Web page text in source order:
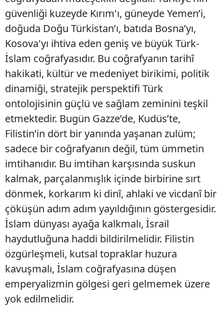
güvenliği kuzeyde Kırım'ı, güneyde Yemen’i,
doğuda Doğu Türkistan’ı, batıda Bosna’yı,
Kosova'yı ihtiva eden geniş ve büyük Türk-
İslam coğrafyasıdır. Bu coğrafyanın tarihî
hakikati, kültür ve medeniyet birikimi, politik
dinamiği, stratejik perspektifi Türk
ontolojisinin güçlü ve sağlam zeminini teşkil
etmektedir. Bugün Gazze’de, Kudüs’te,
Filistin’in dört bir yanında yaşanan zulüm;
sadece bir coğrafyanın değil, tüm ümmetin
imtihanıdır. Bu imtihan karşısında suskun
kalmak, parçalanmışlık içinde birbirine sırt
dönmek, korkarım ki dinî, ahlaki ve vicdanî bir
çöküşün adım adım yayıldığının göstergesidir.
İslam dünyası ayağa kalkmalı, İsrail
haydutluğuna haddi bildirilmelidir. Filistin
özgürleşmeli, kutsal topraklar huzura
kavuşmalı, İslam coğrafyasına düşen
emperyalizmin gölgesi geri gelmemek üzere
yok edilmelidir.